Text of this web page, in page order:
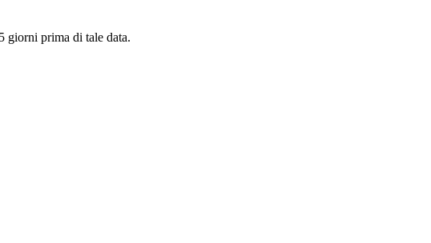
giorni prima di tale data.